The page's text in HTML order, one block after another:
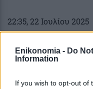
Enikonomia - Do
Information
If you wish to opt-out of
22:35, 22 Ιουλίου 2025